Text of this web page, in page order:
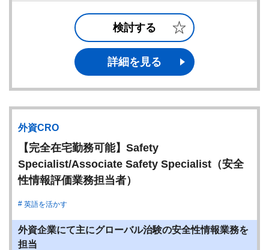
検討する
詳細を見る
外資CRO
【完全在宅勤務可能】Safety
Specialist/Associate Safety Specialist（安全
性情報評価業務担当者）
英語を活かす
外資企業にて主にグローバル治験の安全性情報業務を
担当